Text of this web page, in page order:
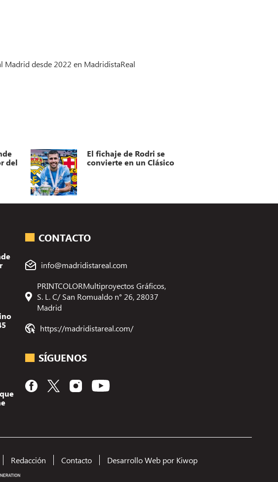
Madrid desde 2022 en MadridistaReal
del
El fichaje de Rodri se
convierte en un Clásico
CONTACTO
info@madridistareal.com
PRINTCOLORMultiproyectos Gráficos,
S. L. C/ San Romualdo n° 26, 28037
Madrid
https://madridistareal.com/
SÍGUENOS
Redacción Contacto Desarrollo Web por Kiwop